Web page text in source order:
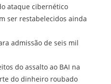
ataque cibernético
ser restabelecidos ainda
admissão de seis mil
do assalto ao BAI na
do dinheiro roubado